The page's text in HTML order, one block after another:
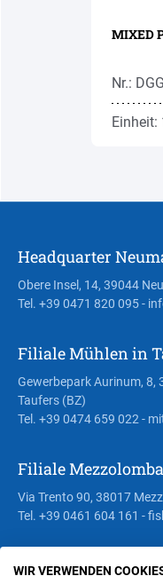
MIXED
Nr.:
Einheit:
Headquarter
Obere Insel, 14, 39044
Tel. +39 0471 820 095-
Filiale Mühlen in
Gewerbepark Aurinum, 8,
Taufers (BZ)
Tel. +39 0474 659 022 -
Filiale
Via Trento 90, 38017
Tel. +39 0461 604 161 -
WIR VERWENDEN